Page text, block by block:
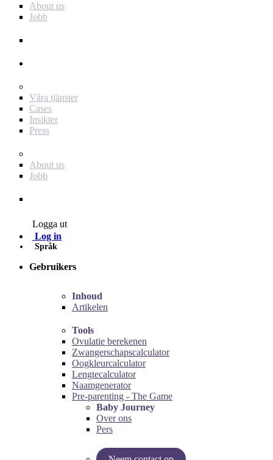
About us
Jobb
Våra tjänster
Cases
Insikter
Press
About us
Jobb
Logga ut
Log in
Språk
Gebruikers
Inhoud
Artikelen
Tools
Ovulatie berekenen
Zwangerschapscalculator
Oogkleurcalculator
Lengtecalculator
Naamgenerator
Pre-parenting - The Game
Baby Journey
Over ons
Pers